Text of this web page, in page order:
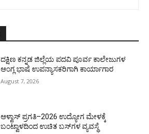
ದಕ್ಷಿಣ ಕನ್ನಡ ಜಿಲ್ಲೆಯ ಪದವಿ ಪೂರ್ವ ಕಾಲೇಜುಗಳ
ಆಂಗ್ಲ ಭಾಷೆ ಉಪನ್ಯಾಸಕರಿಗಾಗಿ ಕಾರ್ಯಾಗಾರ
August 7, 2026
ಆಳ್ವಾಸ್ ಪ್ರಗತಿ–2026 ಉದ್ಯೋಗ ಮೇಳಕ್ಕೆ
ಬಂಟ್ವಾಳದಿಂದ ಉಚಿತ ಬಸ್‌ಗಳ ವ್ಯವಸ್ಥೆ